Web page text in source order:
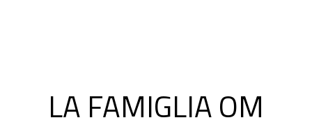
LA FAMIGLIA OM